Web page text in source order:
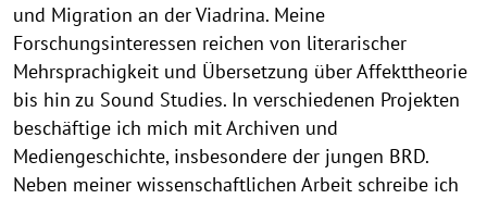
und Migration an der Viadrina. Meine
Forschungsinteressen reichen von literarischer
Mehrsprachigkeit und Übersetzung über Affekttheorie
bis hin zu Sound Studies. In verschiedenen Projekten
beschäftige ich mich mit Archiven und
Mediengeschichte, insbesondere der jungen BRD.
Neben meiner wissenschaftlichen Arbeit schreibe ich